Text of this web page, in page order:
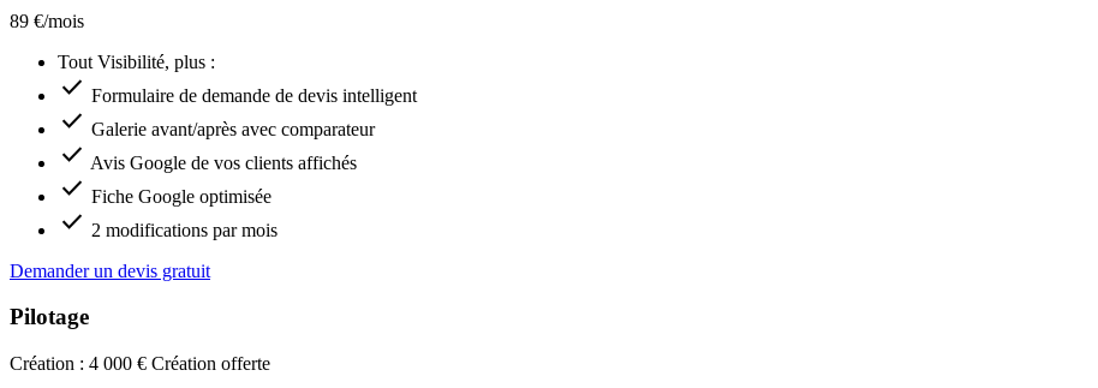
89 €/mois
Tout Visibilité, plus :
check Formulaire de demande de devis intelligent
check Galerie avant/après avec comparateur
check Avis Google de vos clients affichés
check Fiche Google optimisée
check 2 modifications par mois
Demander un devis gratuit
Pilotage
Création : 4 000 € Création offerte